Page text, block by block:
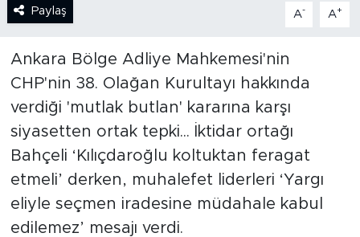
Paylaş A- A+
Ankara Bölge Adliye Mahkemesi'nin
CHP'nin 38. Olağan Kurultayı hakkında
verdiği 'mutlak butlan' kararına karşı
siyasetten ortak tepki... İktidar ortağı
Bahçeli ‘Kılıçdaroğlu koltuktan feragat
etmeli’ derken, muhalefet liderleri ‘Yargı
eliyle seçmen iradesine müdahale kabul
edilemez’ mesajı verdi.
POLİTİKA
EKONOMİ
KÜLTÜR SANAT
YAŞAM
TARİHTEN GÜNÜMÜZE